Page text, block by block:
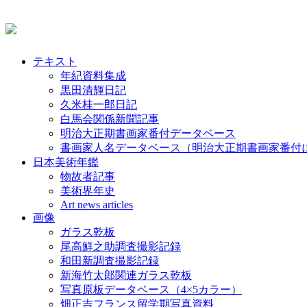
テキスト
年紀資料集成
黒田清輝日記
久米桂一郎日記
白馬会関係新聞記事
明治大正期書画家番付データベース
書画家人名データベース（明治大正期書画家番付
日本美術年鑑
物故者記事
美術界年史
Art news articles
画像
ガラス乾板
尾高鮮之助調査撮影記録
和田新調査撮影記録
新海竹太郎関連ガラス乾板
写真原板データベース（4×5カラー）
畑正吉フランス留学期写真資料